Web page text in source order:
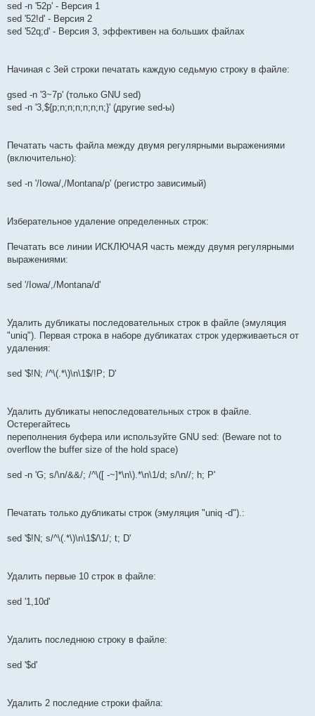
sed -n '52p' - Версия 1
sed '52!d' - Версия 2
sed '52q;d' - Версия 3, эффективен на больших файлах
Начиная с 3ей строки печатать каждую седьмую строку в файле:
gsed -n '3~7p' (только GNU sed)
sed -n '3,${p;n;n;n;n;n;n;}' (другие sed-ы)
Печатать часть файла между двумя регулярными выражениями
(включительно):
sed -n '/Iowa/,/Montana/p' (регистро зависимый)
Изберательное удаление определенных строк:
Печатать все линии ИСКЛЮЧАЯ часть между двумя регулярными
выражениями:
sed '/Iowa/,/Montana/d'
Удалить дубликаты последовательных строк в файле (эмуляция
"uniq"). Первая строка в наборе дубликатах строк удерживаеться от
удаления:
sed '$!N; /^\(.*\)\n\1$/!P; D'
Удалить дубликаты непоследовательных строк в файле.
Остерегайтесь
переполнения буфера или используйте GNU sed: (Beware not to
overflow the buffer size of the hold space)
sed -n 'G; s/\n/&&/; /^\([ -~]*\n\).*\n\1/d; s/\n//; h; P'
Печатать только дубликаты строк (эмуляция "uniq -d").:
sed '$!N; s/^\(.*\)\n\1$/\1/; t; D'
Удалить первые 10 строк в файле:
sed '1,10d'
Удалить последнюю строку в файле:
sed '$d'
Удалить 2 последние строки файла: